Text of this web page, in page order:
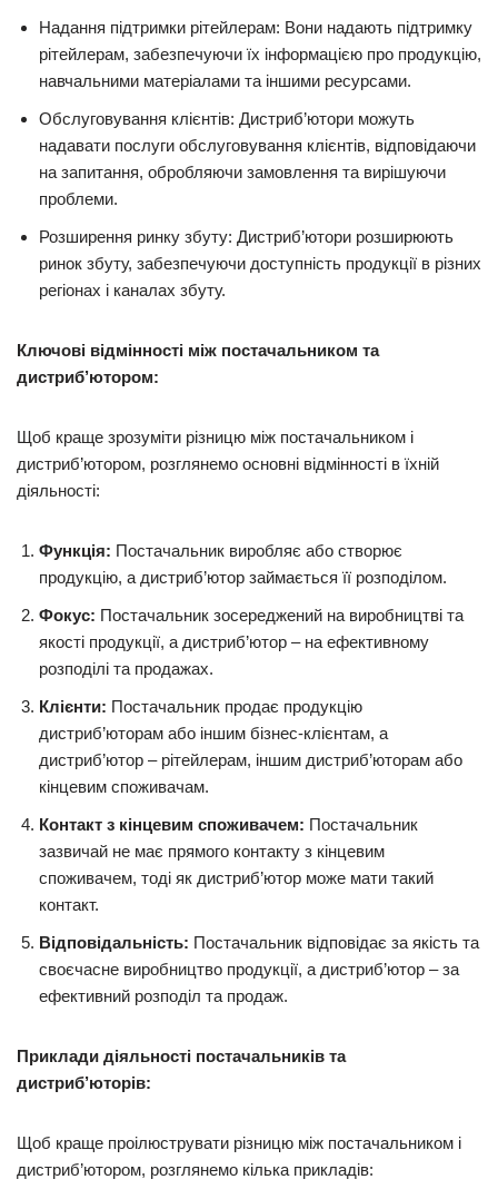
Надання підтримки рітейлерам: Вони надають підтримку
рітейлерам, забезпечуючи їх інформацією про продукцію,
навчальними матеріалами та іншими ресурсами.
Обслуговування клієнтів: Дистриб’ютори можуть
надавати послуги обслуговування клієнтів, відповідаючи
на запитання, обробляючи замовлення та вирішуючи
проблеми.
Розширення ринку збуту: Дистриб’ютори розширюють
ринок збуту, забезпечуючи доступність продукції в різних
регіонах і каналах збуту.
Ключові відмінності між постачальником та
дистриб’ютором:
Щоб краще зрозуміти різницю між постачальником і
дистриб’ютором, розглянемо основні відмінності в їхній
діяльності:
Функція: Постачальник виробляє або створює
продукцію, а дистриб’ютор займається її розподілом.
Фокус: Постачальник зосереджений на виробництві та
якості продукції, а дистриб’ютор – на ефективному
розподілі та продажах.
Клієнти: Постачальник продає продукцію
дистриб’юторам або іншим бізнес-клієнтам, а
дистриб’ютор – рітейлерам, іншим дистриб’юторам або
кінцевим споживачам.
Контакт з кінцевим споживачем: Постачальник
зазвичай не має прямого контакту з кінцевим
споживачем, тоді як дистриб’ютор може мати такий
контакт.
Відповідальність: Постачальник відповідає за якість та
своєчасне виробництво продукції, а дистриб’ютор – за
ефективний розподіл та продаж.
Приклади діяльності постачальників та
дистриб’юторів:
Щоб краще проілюструвати різницю між постачальником і
дистриб’ютором, розглянемо кілька прикладів: